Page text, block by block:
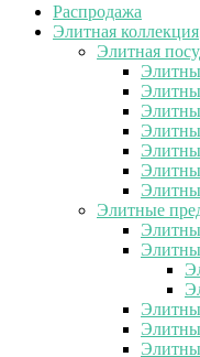
Распродажа
Элитная коллекция
Элитная
Элитные